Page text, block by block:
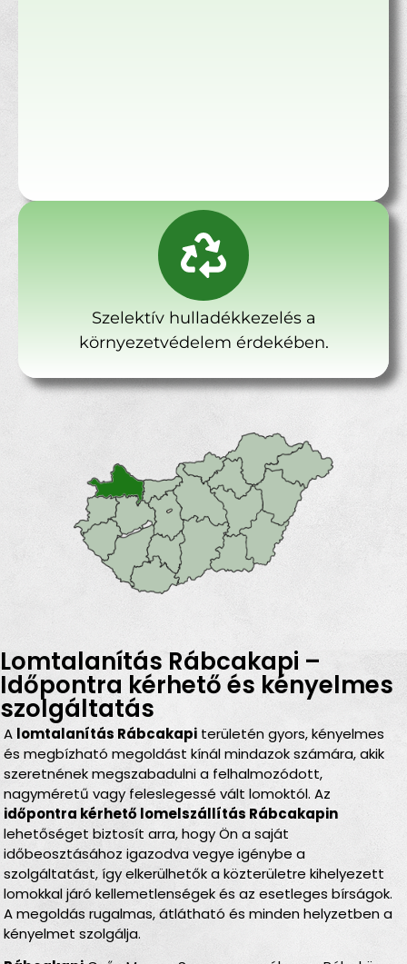
Szelektív hulladékkezelés a
környezetvédelem érdekében.
Lomtalanítás Rábcakapi –
Időpontra kérhető és kényelmes
szolgáltatás
A lomtalanítás Rábcakapi területén gyors, kényelmes
és megbízható megoldást kínál mindazok számára, akik
szeretnének megszabadulni a felhalmozódott,
nagyméretű vagy feleslegessé vált lomoktól. Az
időpontra kérhető lomelszállítás Rábcakapin
lehetőséget biztosít arra, hogy Ön a saját
időbeosztásához igazodva vegye igénybe a
szolgáltatást, így elkerülhetők a közterületre kihelyezett
lomokkal járó kellemetlenségek és az esetleges bírságok.
A megoldás rugalmas, átlátható és minden helyzetben a
kényelmet szolgálja.